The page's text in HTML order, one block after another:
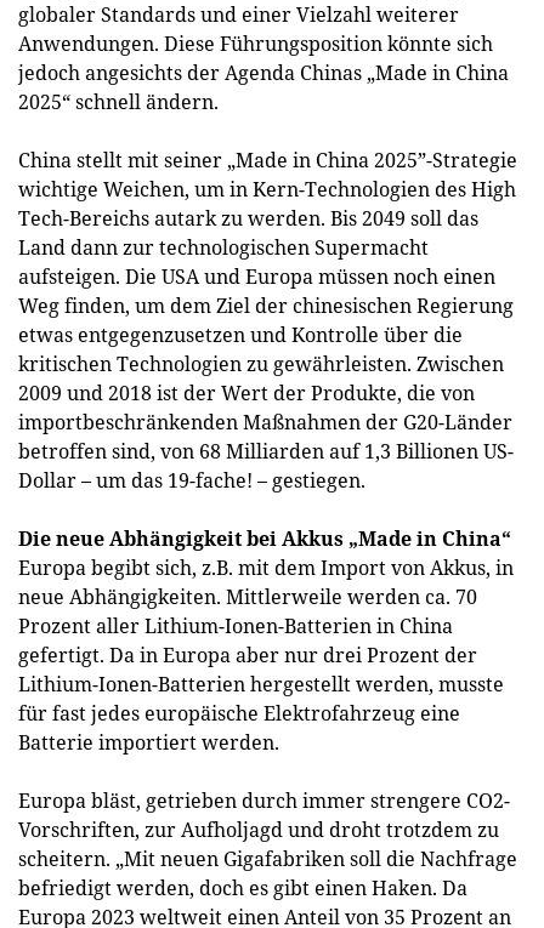
globaler Standards und einer Vielzahl weiterer
Anwendungen. Diese Führungsposition könnte sich
jedoch angesichts der Agenda Chinas „Made in China
2025“ schnell ändern.
China stellt mit seiner „Made in China 2025”-Strategie
wichtige Weichen, um in Kern-Technologien des High
Tech-Bereichs autark zu werden. Bis 2049 soll das
Land dann zur technologischen Supermacht
aufsteigen. Die USA und Europa müssen noch einen
Weg finden, um dem Ziel der chinesischen Regierung
etwas entgegenzusetzen und Kontrolle über die
kritischen Technologien zu gewährleisten. Zwischen
2009 und 2018 ist der Wert der Produkte, die von
importbeschränkenden Maßnahmen der G20-Länder
betroffen sind, von 68 Milliarden auf 1,3 Billionen US-
Dollar – um das 19-fache! – gestiegen.
Die neue Abhängigkeit bei Akkus „Made in China“
Europa begibt sich, z.B. mit dem Import von Akkus, in
neue Abhängigkeiten. Mittlerweile werden ca. 70
Prozent aller Lithium-Ionen-Batterien in China
gefertigt. Da in Europa aber nur drei Prozent der
Lithium-Ionen-Batterien hergestellt werden, musste
für fast jedes europäische Elektrofahrzeug eine
Batterie importiert werden.
Europa bläst, getrieben durch immer strengere CO2-
Vorschriften, zur Aufholjagd und droht trotzdem zu
scheitern. „Mit neuen Gigafabriken soll die Nachfrage
befriedigt werden, doch es gibt einen Haken. Da
Europa 2023 weltweit einen Anteil von 35 Prozent an